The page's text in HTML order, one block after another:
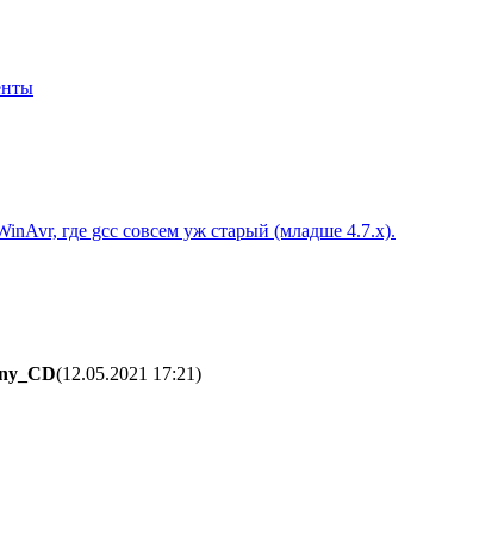
где gcc совсем уж старый (младше 4.7.х).
(12.05.2021 17:21)